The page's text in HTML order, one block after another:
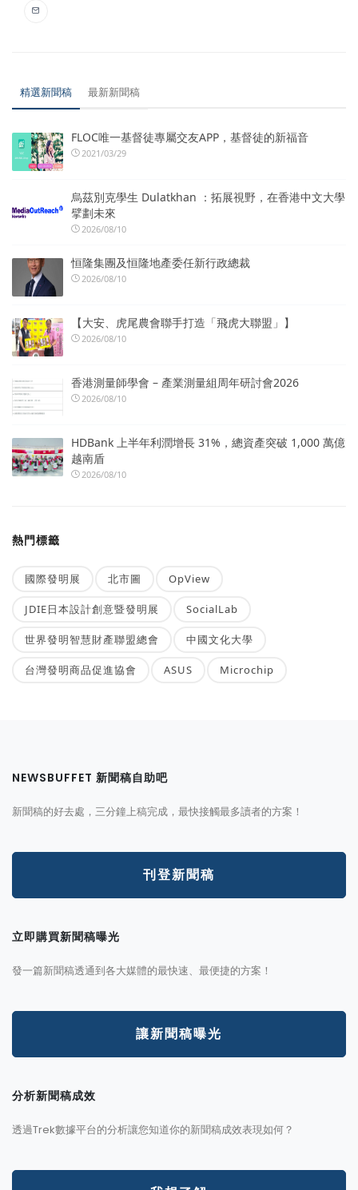
精選新聞稿 最新新聞稿
FLOC唯一基督徒專屬交友APP，基督徒的新福音
2021/03/29
烏茲別克學生 Dulatkhan ：拓展視野，在香港中文大學
擘劃未來
2026/08/10
恒隆集團及恒隆地產委任新行政總裁
2026/08/10
【大安、虎尾農會聯手打造「飛虎大聯盟」】
2026/08/10
香港測量師學會 – 產業測量組周年研討會2026
2026/08/10
HDBank 上半年利潤增長 31%，總資產突破 1,000 萬億
越南盾
2026/08/10
熱門標籤
國際發明展 北市圖 OpView
JDIE日本設計創意暨發明展 SocialLab
世界發明智慧財產聯盟總會 中國文化大學
台灣發明商品促進協會 ASUS Microchip
NEWSBUFFET 新聞稿自助吧
新聞稿的好去處，三分鐘上稿完成，最快接觸最多讀者的方案！
刊登新聞稿
立即購買新聞稿曝光
發一篇新聞稿透通到各大媒體的最快速、最便捷的方案！
讓新聞稿曝光
分析新聞稿成效
透過Trek數據平台的分析讓您知道你的新聞稿成效表現如何？